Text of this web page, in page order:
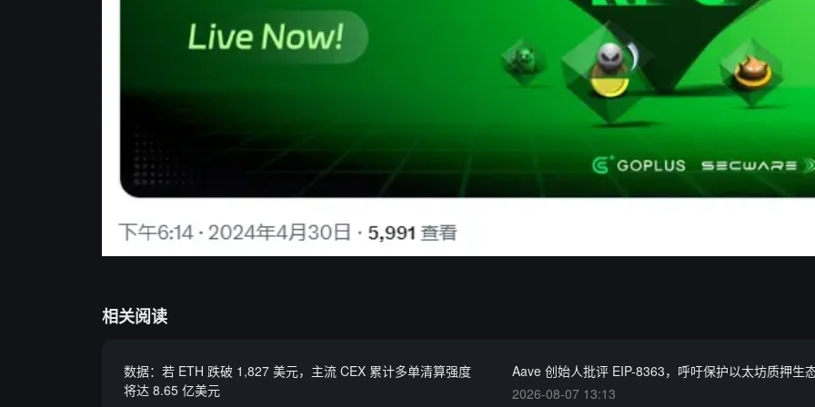
相关阅读
数据：若 ETH 跌破 1,827 美元，主流 CEX 累计多单清算强度
将达 8.65 亿美元
Aave 创始人批评 EIP-8363，呼吁保护以太坊质押生
2026-08-07 13:13